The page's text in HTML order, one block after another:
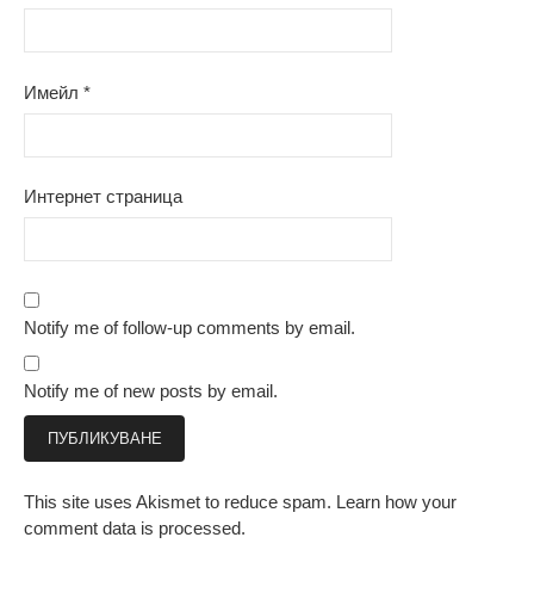
Имейл *
Интернет страница
Notify me of follow-up comments by email.
Notify me of new posts by email.
This site uses Akismet to reduce spam. Learn how your
comment data is processed.